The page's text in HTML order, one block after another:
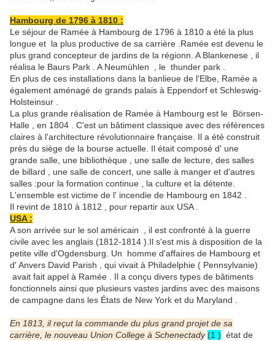
Hambourg de 1796 à 1810 :
Le séjour de Ramée à Hambourg de 1796 à 1810 a été la plus
longue et la plus productive de sa carrière .Ramée est devenu le
plus grand concepteur de jardins de la régionn. A Blankenese , il
réalisa le Baurs Park . A Neumühlen , le thunder park .
En plus de ces installations dans la banlieue de l'Elbe, Ramée a
également aménagé de grands palais à Eppendorf et Schleswig-
Holsteinsur .
La plus grande réalisation de Ramée à Hambourg est le Börsen-
Halle , en 1804 . C'est un bâtiment classique avec des références
claires à l'architecture révolutionnaire française. Il a été construit
près du siège de la bourse actuelle. Il était composé d' une
grande salle, une bibliothèque , une salle de lecture, des salles
de billard , une salle de concert, une salle à manger et d'autres
salles :pour la formation continue , la culture et la détente.
L'ensemble est victime de l' incendie de Hambourg en 1842 .
Il revint de 1810 à 1812 , pour repartir aux USA .
USA :
A son arrivée sur le sol américain , il est confronté à la guerre
civile avec les anglais (1812-1814 ).Il s'est mis à disposition de la
petite ville d'Ogdensburg. Un homme d'affaires de Hambourg et
d' Anvers David Parish , qui vivait à Philadelphie ( Pennsylvanie)
avait fait appel à Ramée . Il a conçu divers types de bâtiments
fonctionnels ainsi que plusieurs vastes jardins avec des maisons
de campagne dans les États de New York et du Maryland .
En 1813, il reçut la commande du plus grand projet de sa
carrière, le nouveau Union College à Schenectady (1 ) état de